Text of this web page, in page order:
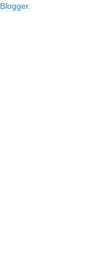
Blogger.